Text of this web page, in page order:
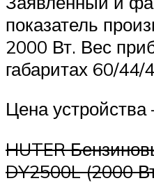
показатель
2000 Вт. Вес
габаритах 60/44/
Цена
HUTER
DY2500L (2000